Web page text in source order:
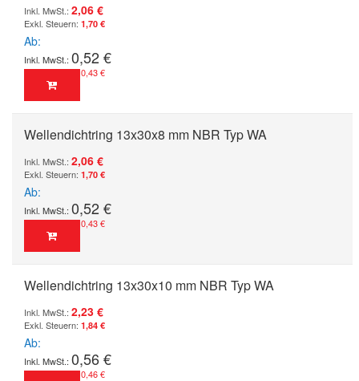
2,06 €
1,70 €
Ab
0,52 €
0,43 €
Wellendichtring 13x30x8 mm NBR Typ WA
2,06 €
1,70 €
Ab
0,52 €
0,43 €
Wellendichtring 13x30x10 mm NBR Typ WA
2,23 €
1,84 €
Ab
0,56 €
0,46 €